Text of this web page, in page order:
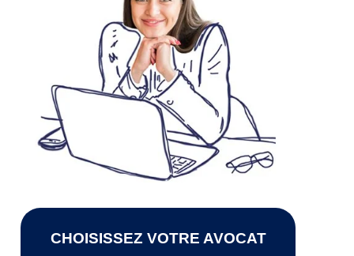
CHOISISSEZ VOTRE AVOCAT